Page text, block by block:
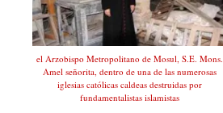
el Arzobispo Metropolitano de Mosul, S.E. Mons.
Amel señorita, dentro de una de las numerosas
iglesias católicas caldeas destruidas por
fundamentalistas islamistas